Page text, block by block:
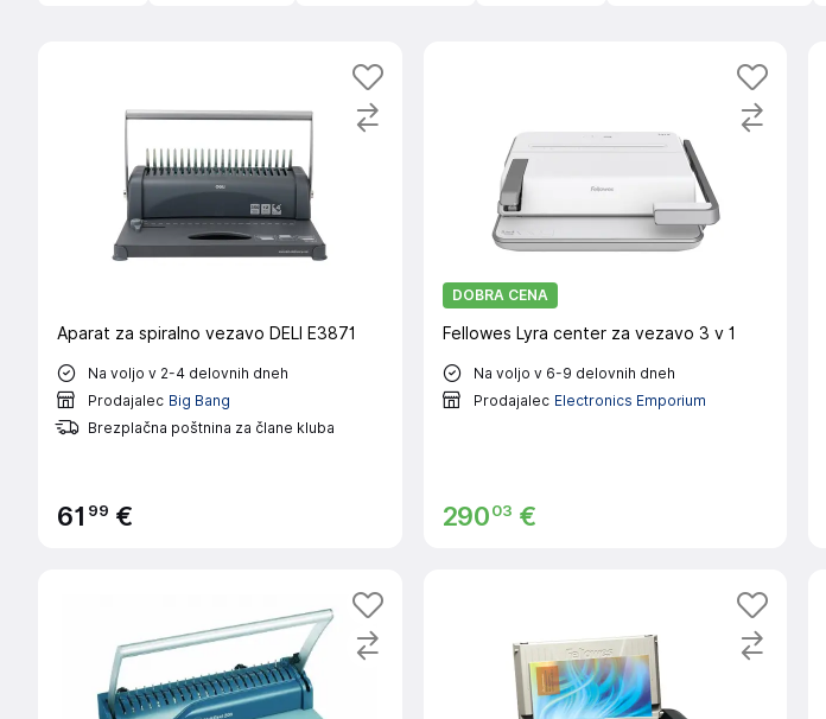
Aparat za spiralno vezavo DELI E3871
Na voljo v 2-4 delovnih dneh
Prodajalec Big Bang
Brezplačna poštnina za člane kluba
61 99 €
DOBRA CENA
Fellowes Lyra center za vezavo 3 v 1
Na voljo v 6-9 delovnih dneh
Prodajalec Electronics Emporium
29003 €